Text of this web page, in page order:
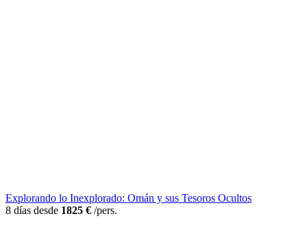
Explorando lo Inexplorado: Omán y sus Tesoros Ocultos
8 días desde 1825 € /pers.